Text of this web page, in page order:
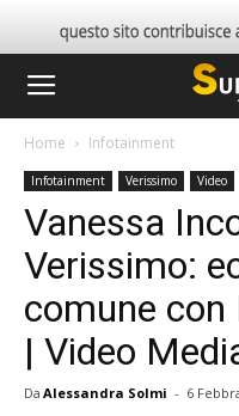
Home Infotainment
Infotainment Verissimo Video
Vanessa
Verissimo:
comune con
| Video
Da Alessandra Solmi - 6